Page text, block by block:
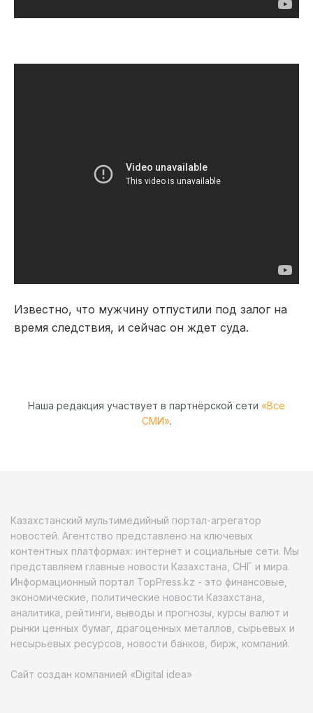
Известно, что мужчину отпустили под залог на
время следствия, и сейчас он ждет суда.
Наша редакция участвует в партнёрской сети «Все
СМИ».
Казахстанский мультимедийный портал-агрегатор
новостей. Агентство представлено на ключевых
контентных платформах: интернет и социальные сети. Мы
представляем главные новости Казахстана, СНГ и мира.
Информационный портал TopPress.kz - это финансовые,
экономические, политические новости Казахстана,
аналитика, рейтинги, выводы и прогнозы, курсы валют и
рынки ценных бумаг, драгоценных металлов, сырьевых и
несырьевых ресурсов, новости банков, бирж, компаний.
Сайт создан компанией «Digital idea»